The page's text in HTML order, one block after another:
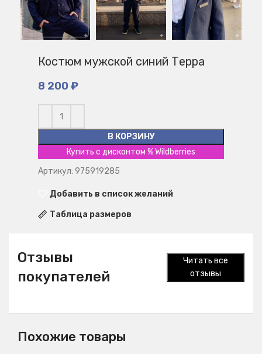
Костюм мужской синий Терра
8 200 ₽
В КОРЗИНУ
Купить с дисконтом % Wildberries
Артикул: 975919285
Добавить в список желаний
Таблица размеров
Отзывы
покупателей
Читать все
отзывы
Похожие товары